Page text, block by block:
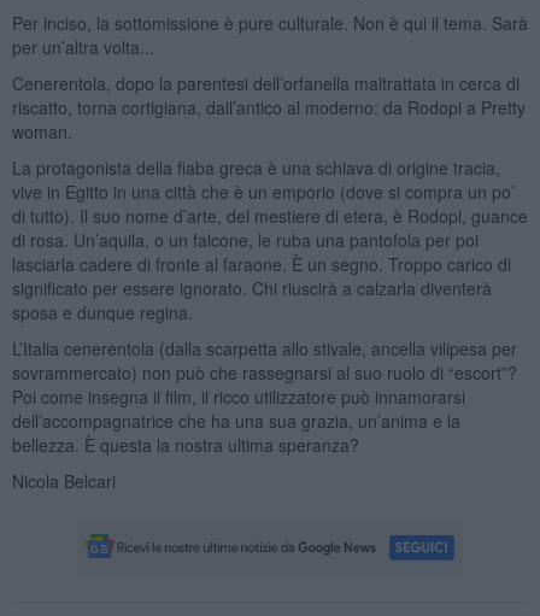
Per inciso, la sottomissione è pure culturale. Non è qui il tema. Sarà
per un’altra volta...
Cenerentola, dopo la parentesi dell’orfanella maltrattata in cerca di
riscatto, torna cortigiana, dall’antico al moderno: da Rodopi a Pretty
woman.
La protagonista della fiaba greca è una schiava di origine tracia,
vive in Egitto in una città che è un emporio (dove si compra un po’
di tutto). Il suo nome d’arte, del mestiere di etera, è Rodopi, guance
di rosa. Un’aquila, o un falcone, le ruba una pantofola per poi
lasciarla cadere di fronte al faraone. È un segno. Troppo carico di
significato per essere ignorato. Chi riuscirà a calzarla diventerà
sposa e dunque regina.
L’Italia cenerentola (dalla scarpetta allo stivale, ancella vilipesa per
sovrammercato) non può che rassegnarsi al suo ruolo di “escort”?
Poi come insegna il film, il ricco utilizzatore può innamorarsi
dell’accompagnatrice che ha una sua grazia, un’anima e la
bellezza. È questa la nostra ultima speranza?
Nicola Belcari